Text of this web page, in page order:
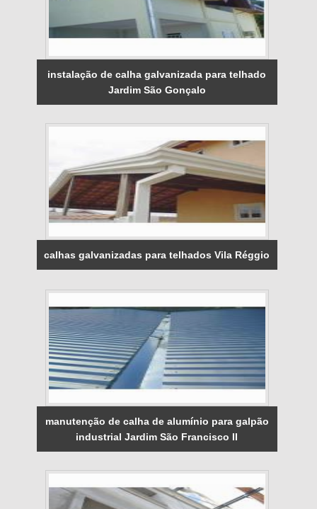
instalação de calha galvanizada para telhado
Jardim São Gonçalo
calhas galvanizadas para telhados Vila Réggio
manutenção de calha de alumínio para galpão
industrial Jardim São Francisco II